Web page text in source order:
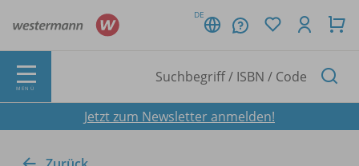
DE
MENÜ
Jetzt zum Newsletter anmelden!